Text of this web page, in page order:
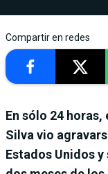
Compartir en redes
En sólo 24
Silva vio
Estados Unidos